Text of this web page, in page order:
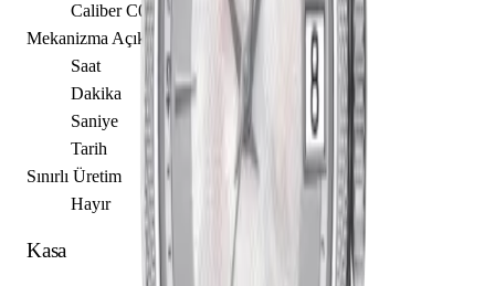
Caliber C07.811
Mekanizma Açıklaması
Saat
Dakika
Saniye
Tarih
Sınırlı Üretim
Hayır
Kasa